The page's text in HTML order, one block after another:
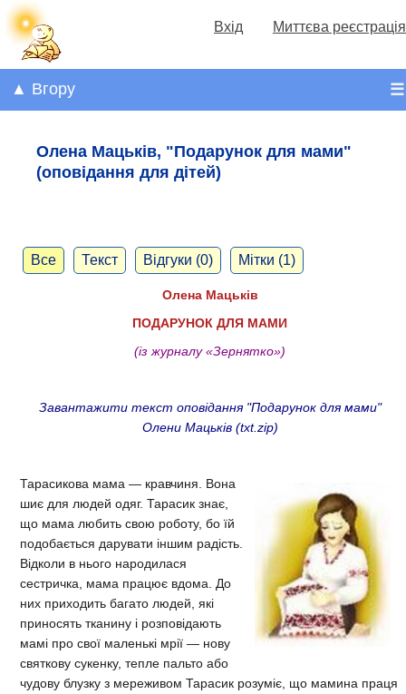
Вхід Миттєва реєстрація
☰
▲ Вгору
Олена Мацьків, "Подарунок для мами"
(оповідання для дітей)
Все Текст Відгуки (0) Мітки (1)
Олена Мацьків
ПОДАРУНОК ДЛЯ МАМИ
(із журналу «Зернятко»)
Завантажити текст оповідання "Подарунок для мами"
Олени Мацьків (txt.zip)
Тарасикова мама — кравчиня. Вона
шиє для людей одяг. Тарасик знає,
що мама любить свою роботу, бо їй
подобається дарувати іншим радість.
Відколи в нього народилася
сестричка, мама працює вдома. До
них приходить багато людей, які
приносять тканину і розповідають
мамі про свої маленькі мрії — нову
святкову сукенку, тепле пальто або
чудову блузку з мереживом Тарасик розуміє, що мамина праця